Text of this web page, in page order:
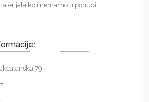
koji nemamo u ponudi…
79